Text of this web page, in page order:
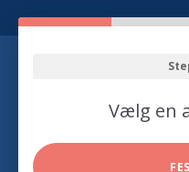
Vælg en